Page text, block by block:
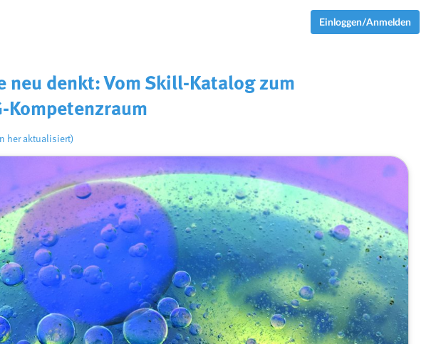
Einloggen/Anmelden
neu denkt: Vom Skill-Katalog zum
Kompetenzraum
her aktualisiert)